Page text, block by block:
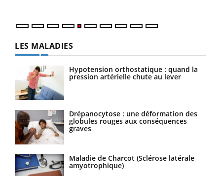
LES MALADIES
Hypotension orthostatique : quand la
pression artérielle chute au lever
Drépanocytose : une déformation des
globules rouges aux conséquences
graves
Maladie de Charcot (Sclérose latérale
amyotrophique)